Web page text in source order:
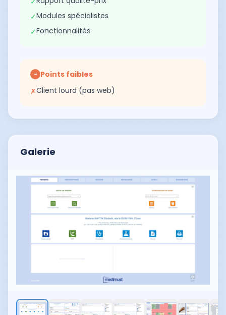
✓Modules spécialistes
✓Fonctionnalités
− Points faibles
✗Client lourd (pas web)
Galerie